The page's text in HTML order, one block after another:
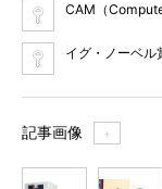
CAM（
イグ・ノーベル
記事画像 ＋